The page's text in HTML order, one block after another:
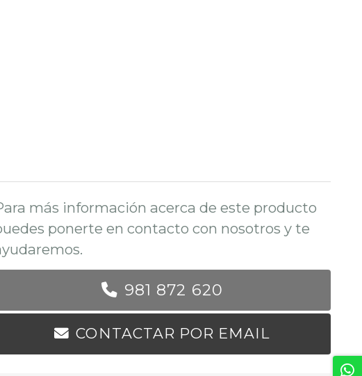
más información acerca de este producto
ponerte en contacto con nosotros y te
981 872 620
CONTACTAR POR EMAIL